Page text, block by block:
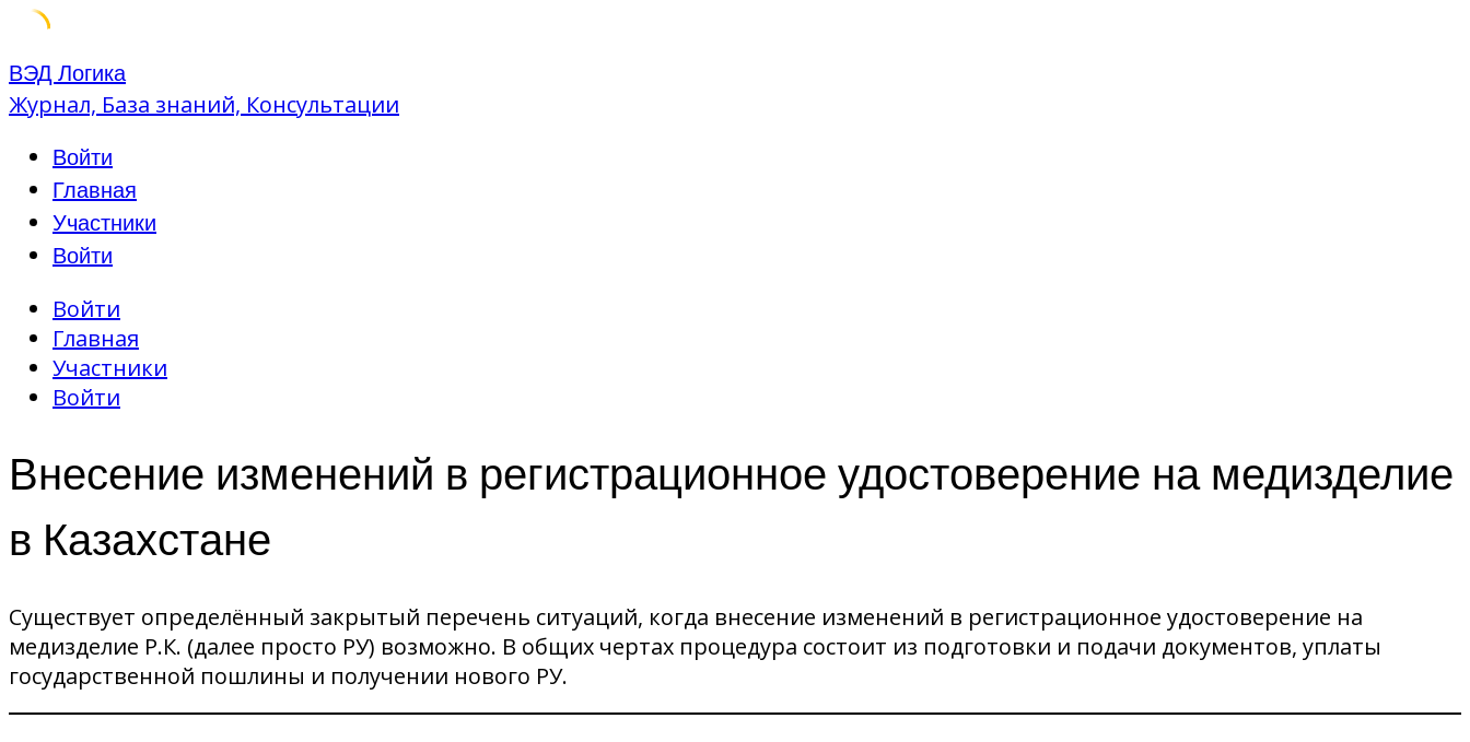
Skip
to
ВЭД Логика
Журнал, База знаний, Консультации
Войти
Главная
Участники
Войти
Войти
Главная
Участники
Войти
Внесение изменений в регистрационное удостоверение на медизделие
в Казахстане
Существует определённый закрытый перечень ситуаций, когда внесение изменений в регистрационное удостоверение на
медизделие Р.К. (далее просто РУ) возможно. В общих чертах процедура состоит из подготовки и подачи документов, уплаты
государственной пошлины и получении нового РУ.